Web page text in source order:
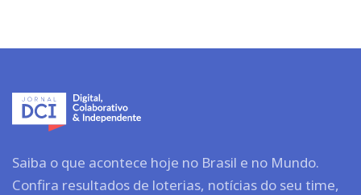
Saiba o que acontece hoje no Brasil e no Mundo.
Confira resultados de loterias, notícias do seu time,